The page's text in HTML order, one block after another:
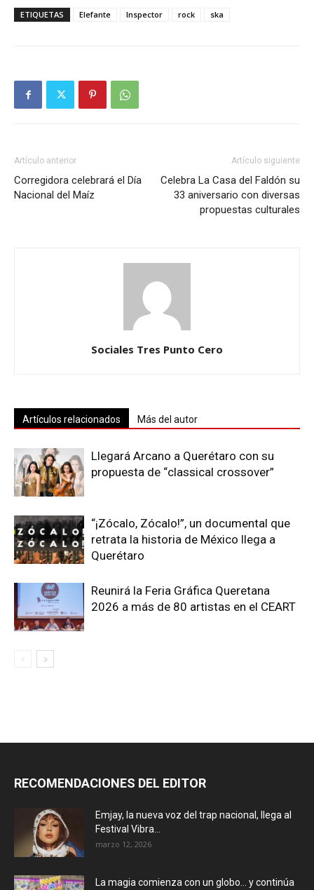
ETIQUETAS Elefante Inspector rock ska
Artículo anterior
Corregidora celebrará el Día
Nacional del Maíz
Artículo siguiente
Celebra La Casa del Faldón su
33 aniversario con diversas
propuestas culturales
Sociales Tres Punto Cero
Artículos relacionados Más del autor
Llegará Arcano a Querétaro con su
propuesta de “classical crossover”
“¡Zócalo, Zócalo!”, un documental que
retrata la historia de México llega a
Querétaro
Reunirá la Feria Gráfica Queretana
2026 a más de 80 artistas en el CEART
RECOMENDACIONES DEL EDITOR
Emjay, la nueva voz del trap nacional, llega al
Festival Vibra...
marzo 12, 2026
La magia comienza con un globo… y continúa